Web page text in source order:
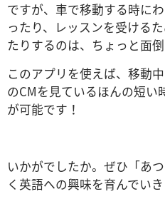
ですが、車で移動する時に
ったり、レッスンを受ける
たりするのは、ちょっと面倒
このアプリを使えば、移動
のCMを見ているほんの短い
が可能です！
いかがでしたか。ぜひ「あ
く英語への興味を育んでい